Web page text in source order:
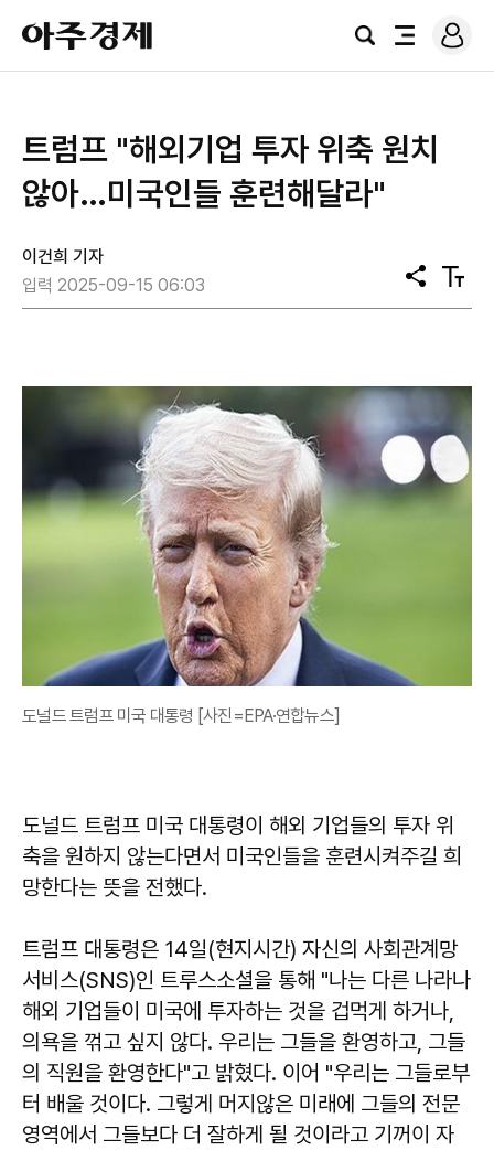
아
주
경
검
전
로
그
트럼프 "해외기업 투자 위축 원치
않아…미국인들 훈련해달라"
이건희 기자
입력 2025-09-15 06:03
공
유
텍
스
도널드 트럼프 미국 대통령 [사진=EPA·연합뉴스]
도널드 트럼프 미국 대통령이 해외 기업들의 투자 위
축을 원하지 않는다면서 미국인들을 훈련시켜주길 희
망한다는 뜻을 전했다.
트럼프 대통령은 14일(현지시간) 자신의 사회관계망
서비스(SNS)인 트루스소셜을 통해 "나는 다른 나라나
해외 기업들이 미국에 투자하는 것을 겁먹게 하거나,
의욕을 꺾고 싶지 않다. 우리는 그들을 환영하고, 그들
의 직원을 환영한다"고 밝혔다. 이어 "우리는 그들로부
터 배울 것이다. 그렇게 머지않은 미래에 그들의 전문
영역에서 그들보다 더 잘하게 될 것이라고 기꺼이 자